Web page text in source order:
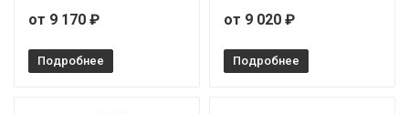
от 9 170 ₽
Подробнее
от 9 020 ₽
Подробнее